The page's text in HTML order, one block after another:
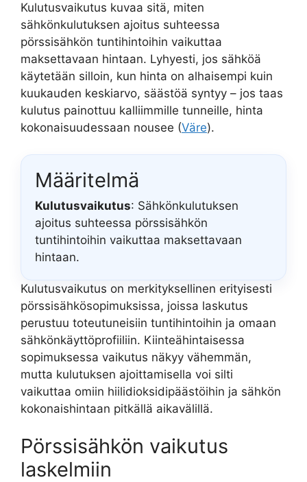
Kulutusvaikutus kuvaa sitä, miten
sähkönkulutuksen ajoitus suhteessa
pörssisähkön tuntihintoihin vaikuttaa
maksettavaan hintaan. Lyhyesti, jos sähköä
käytetään silloin, kun hinta on alhaisempi kuin
kuukauden keskiarvo, säästöä syntyy – jos taas
kulutus painottuu kalliimmille tunneille, hinta
kokonaisuudessaan nousee (Väre).
Määritelmä
Kulutusvaikutus: Sähkönkulutuksen
ajoitus suhteessa pörssisähkön
tuntihintoihin vaikuttaa maksettavaan
hintaan.
Kulutusvaikutus on merkityksellinen erityisesti
pörssisähkösopimuksissa, joissa laskutus
perustuu toteutuneisiin tuntihintoihin ja omaan
sähkönkäyttöprofiiliin. Kiinteähintaisessa
sopimuksessa vaikutus näkyy vähemmän,
mutta kulutuksen ajoittamisella voi silti
vaikuttaa omiin hiilidioksidipäästöihin ja sähkön
kokonaishintaan pitkällä aikavälillä.
Pörssisähkön vaikutus
laskelmiin